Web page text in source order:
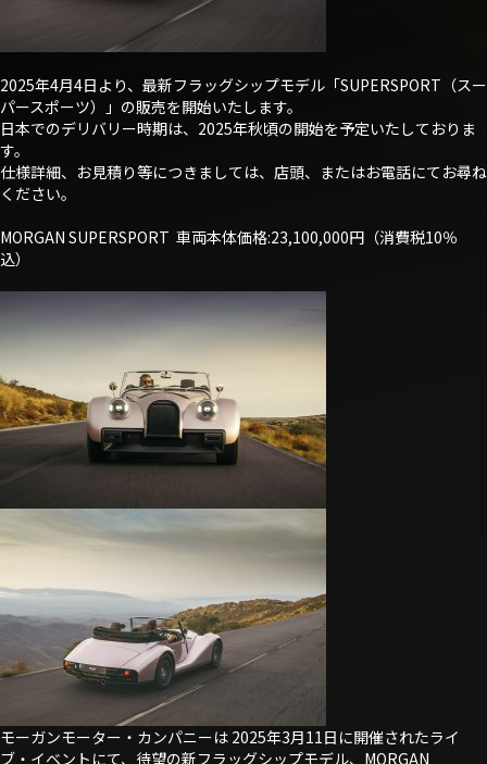
2025年4月4日より、最新フラッグシップモデル「SUPERSPORT（スー
パースポーツ）」の販売を開始いたします。
日本でのデリバリー時期は、2025年秋頃の開始を予定いたしておりま
す。
仕様詳細、お見積り等につきましては、店頭、またはお電話にてお尋ね
ください。
MORGAN SUPERSPORT 車両本体価格:23,100,000円（消費税10％
込）
モーガンモーター・カンパニーは 2025年3月11日に開催されたライ
ブ・イベントにて、待望の新フラッグシップモデル、MORGAN